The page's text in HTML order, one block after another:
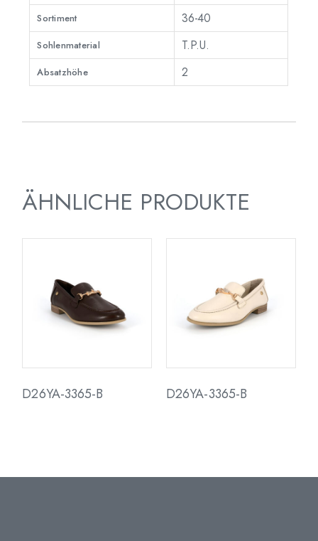
Sortiment 36-40
Sohlenmaterial T.P.U.
Absatzhöhe 2
ÄHNLICHE PRODUKTE
D26YA-3365-B D26YA-3365-B